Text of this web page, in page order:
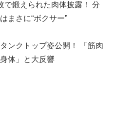
で鍛えられた肉体披露！ 分
まさに“ボクサー”
ンクトップ姿公開！ 「筋肉
体」と大反響